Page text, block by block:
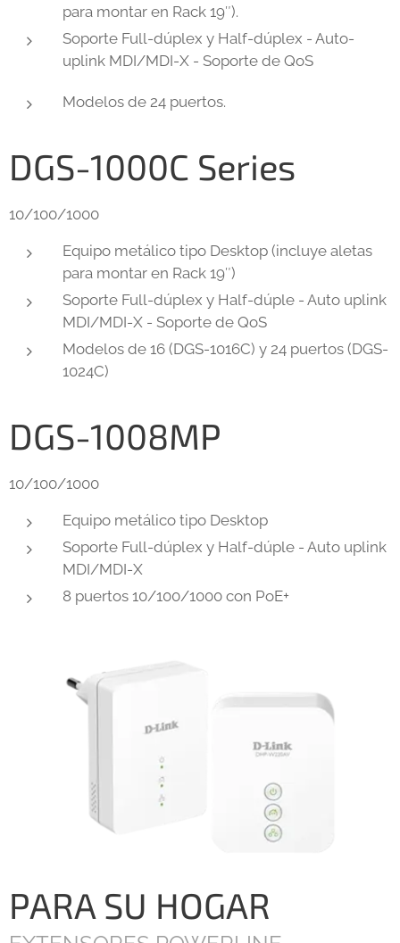
para montar en Rack 19″).
Soporte Full-dúplex y Half-dúplex - Auto-
uplink MDI/MDI-X - Soporte de QoS
Modelos de 24 puertos.
DGS-1000C Series
10/100/1000
Equipo metálico tipo Desktop (incluye aletas
para montar en Rack 19″)
Soporte Full-dúplex y Half-dúple - Auto uplink
MDI/MDI-X - Soporte de QoS
Modelos de 16 (DGS-1016C) y 24 puertos (DGS-
1024C)
DGS-1008MP
10/100/1000
Equipo metálico tipo Desktop
Soporte Full-dúplex y Half-dúple - Auto uplink
MDI/MDI-X
8 puertos 10/100/1000 con PoE+
PARA SU HOGAR